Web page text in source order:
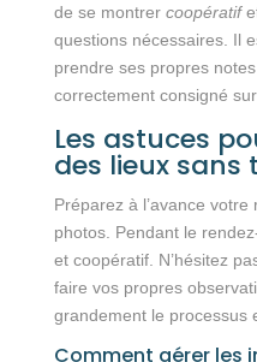
de se montrer coopératif
questions nécessaires. Il
prendre ses propres
correctement consigné
Les astuces
des lieux sans
Préparez à l’avance
photos. Pendant le
et coopératif. N’hésitez
faire vos propres
grandement le processus
Comment gérer les